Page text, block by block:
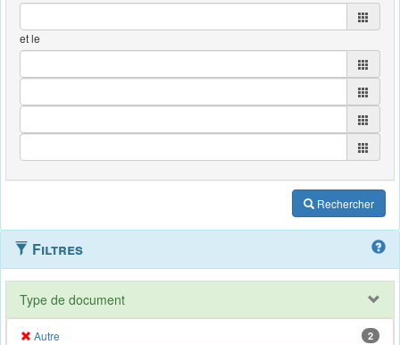
et le
Rechercher
Filtres
Type de document
Autre 2